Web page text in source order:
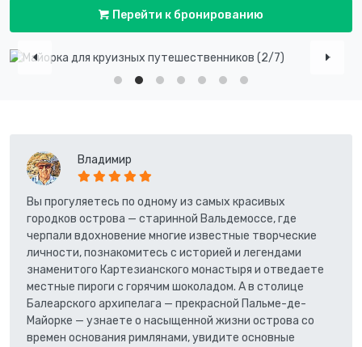
Перейти к бронированию
Владимир
Вы прогуляетесь по одному из самых красивых
городков острова — старинной Вальдемоссе, где
черпали вдохновение многие известные творческие
личности, познакомитесь с историей и легендами
знаменитого Картезианского монастыря и отведаете
местные пироги с горячим шоколадом. А в столице
Балеарского архипелага — прекрасной Пальме-де-
Майорке — узнаете о насыщенной жизни острова со
времен основания римлянами, увидите основные